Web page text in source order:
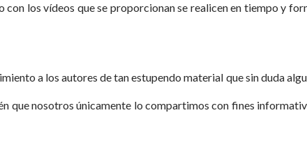
con los vídeos que se proporcionan se realicen en tiempo y
a los autores de tan estupendo material que sin duda
que nosotros únicamente lo compartimos con fines